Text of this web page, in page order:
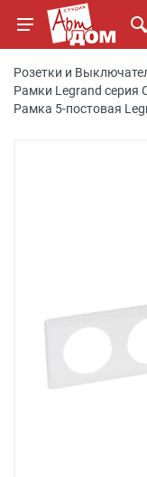
Розетки и
Рамки Legrand серия
Рамка 5-постовая